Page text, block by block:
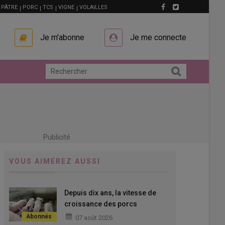
PÂTRE PORC TCS VIGNE VOLAILLES
Je m'abonne Je me connecte
Publicité
VOUS AIMEREZ AUSSI
Depuis dix ans, la vitesse de
croissance des porcs
charcutiers n'a cessé
07 août 2026